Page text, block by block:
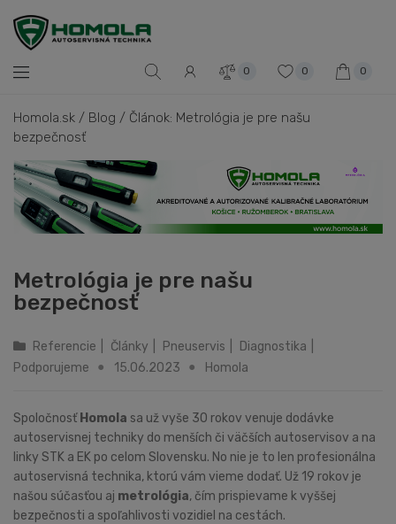
0 0 0
Homola.sk / Blog / Článok: Metrológia je pre našu
bezpečnosť
Metrológia je pre našu
bezpečnosť
Referencie Články Pneuservis Diagnostika
Podporujeme
15.06.2023 Homola
Spoločnosť Homola sa už vyše 30 rokov venuje dodávke
autoservisnej techniky do menších či väčších autoservisov a na
linky STK a EK po celom Slovensku. No nie je to len profesionálna
autoservisná technika, ktorú vám vieme dodať. Už 19 rokov je
našou súčasťou aj metrológia, čím prispievame k vyššej
bezpečnosti a spoľahlivosti vozidiel na cestách.